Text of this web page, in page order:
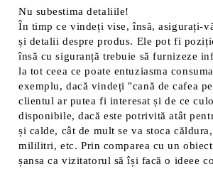
Nu subestima detaliile!
În timp ce vindeți vise, însă, asigurați-
și detalii despre produs. Ele pot fi
însă cu siguranță trebuie să furnizeze
la tot ceea ce poate entuziasma
exemplu, dacă vindeți "cană de cafea
clientul ar putea fi interesat și de ce
disponibile, dacă este potrivită atât
și calde, cât de mult se va stoca
mililitri, etc. Prin comparea cu un
șansa ca vizitatorul să își facă o ideee